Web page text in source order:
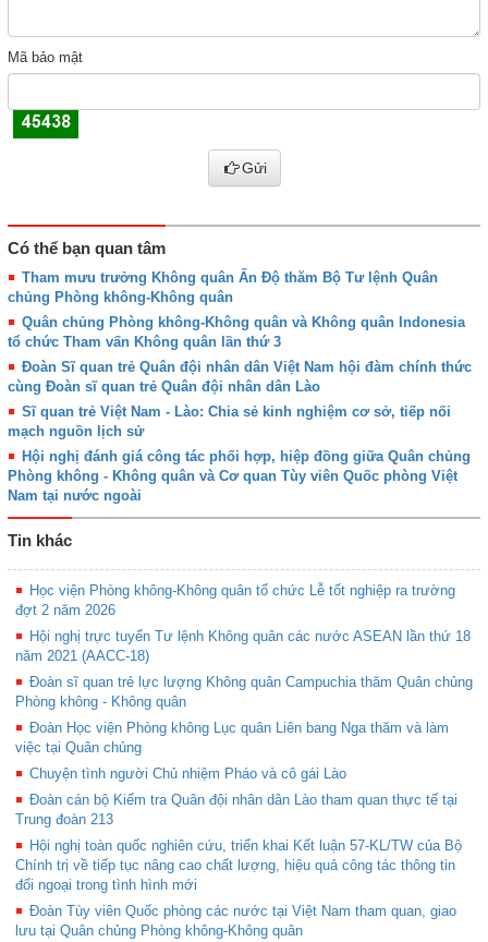
Mã bảo mật
Gửi
Có thể bạn quan tâm
Tham mưu trưởng Không quân Ấn Độ thăm Bộ Tư lệnh Quân
chủng Phòng không-Không quân
Quân chủng Phòng không-Không quân và Không quân Indonesia
tổ chức Tham vấn Không quân lần thứ 3
Đoàn Sĩ quan trẻ Quân đội nhân dân Việt Nam hội đàm chính thức
cùng Đoàn sĩ quan trẻ Quân đội nhân dân Lào
Sĩ quan trẻ Việt Nam - Lào: Chia sẻ kinh nghiệm cơ sở, tiếp nối
mạch nguồn lịch sử
Hội nghị đánh giá công tác phối hợp, hiệp đồng giữa Quân chủng
Phòng không - Không quân và Cơ quan Tùy viên Quốc phòng Việt
Nam tại nước ngoài
Tin khác
Học viện Phòng không-Không quân tổ chức Lễ tốt nghiệp ra trường
đợt 2 năm 2026
Hội nghị trực tuyến Tư lệnh Không quân các nước ASEAN lần thứ 18
năm 2021 (AACC-18)
Đoàn sĩ quan trẻ lực lượng Không quân Campuchia thăm Quân chủng
Phòng không - Không quân
Đoàn Học viện Phòng không Lục quân Liên bang Nga thăm và làm
việc tại Quân chủng
Chuyện tình người Chủ nhiệm Pháo và cô gái Lào
Đoàn cán bộ Kiểm tra Quân đội nhân dân Lào tham quan thực tế tại
Trung đoàn 213
Hội nghị toàn quốc nghiên cứu, triển khai Kết luận 57-KL/TW của Bộ
Chính trị về tiếp tục nâng cao chất lượng, hiệu quả công tác thông tin
đối ngoại trong tình hình mới
Đoàn Tùy viên Quốc phòng các nước tại Việt Nam tham quan, giao
lưu tại Quân chủng Phòng không-Không quân